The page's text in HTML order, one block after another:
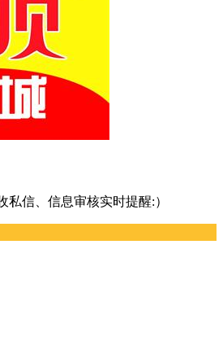
私信、信息审核实时提醒:）